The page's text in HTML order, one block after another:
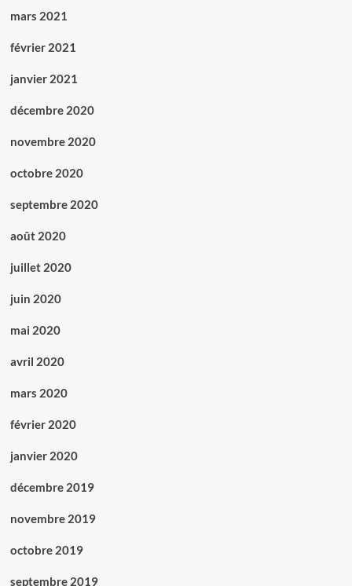
mars 2021
février 2021
janvier 2021
décembre 2020
novembre 2020
octobre 2020
septembre 2020
août 2020
juillet 2020
juin 2020
mai 2020
avril 2020
mars 2020
février 2020
janvier 2020
décembre 2019
novembre 2019
octobre 2019
septembre 2019